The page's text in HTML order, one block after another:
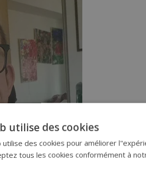
utilise des cookies
des cookies pour améliorer
tous les cookies conformément à